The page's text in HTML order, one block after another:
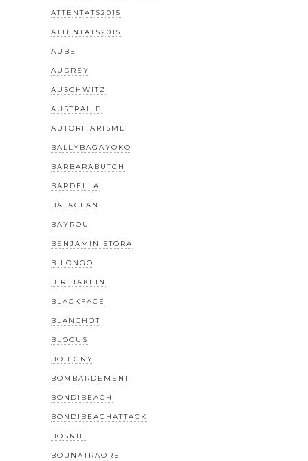
ATTENTATS2015
ATTENTATS2015
AUBE
AUDREY
AUSCHWITZ
AUSTRALIE
AUTORITARISME
BALLYBAGAYOKO
BARBARABUTCH
BARDELLA
BATACLAN
BAYROU
BENJAMIN STORA
BILONGO
BIR HAKEIN
BLACKFACE
BLANCHOT
BLOCUS
BOBIGNY
BOMBARDEMENT
BONDIBEACH
BONDIBEACHATTACK
BOSNIE
BOUNATRAORE